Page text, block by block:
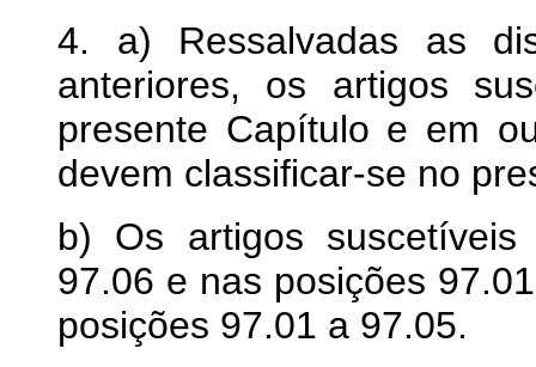
4. a) Ressalvadas as
anteriores, os artigos
presente Capítulo e em
devem classificar-se no
b) Os artigos
97.06 e nas posições
posições 97.01 a 97.05.